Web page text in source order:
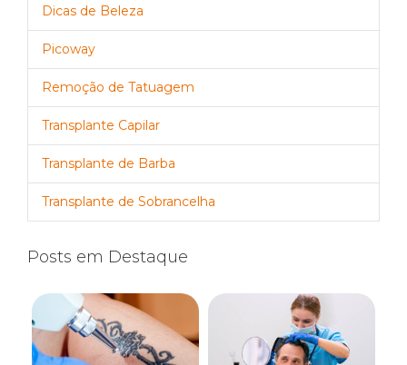
Dicas de Beleza
Picoway
Remoção de Tatuagem
Transplante Capilar
Transplante de Barba
Transplante de Sobrancelha
Posts em Destaque